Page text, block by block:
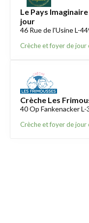
Le Pays
jour
46 Rue de l'Usine L-
Crèche et foyer de jour
Crèche Les
40 Op Fankenacker
Crèche et foyer de jour